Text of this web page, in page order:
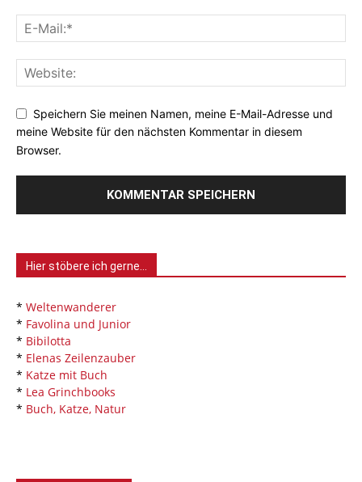
Speichern Sie meinen Namen, meine E-Mail-Adresse und
meine Website für den nächsten Kommentar in diesem
Browser.
Hier stöbere ich gerne…
* Weltenwanderer
* Favolina und Junior
* Bibilotta
* Elenas Zeilenzauber
* Katze mit Buch
* Lea Grinchbooks
* Buch, Katze, Natur